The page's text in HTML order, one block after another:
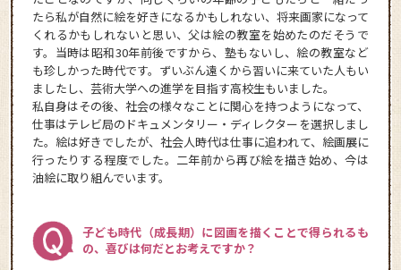
たら私が自然に絵を好きになるかもしれない、将来画家になって
くれるかもしれないと思い、父は絵の教室を始めたのだそうで
す。当時は昭和30年前後ですから、塾もないし、絵の教室など
も珍しかった時代です。ずいぶん遠くから習いに来ていた人もい
ましたし、芸術大学への進学を目指す高校生もいました。
私自身はその後、社会の様々なことに関心を持つようになって、
仕事はテレビ局のドキュメンタリー・ディレクターを選択しまし
た。絵は好きでしたが、社会人時代は仕事に追われて、絵画展に
行ったりする程度でした。二年前から再び絵を描き始め、今は
油絵に取り組んでいます。
子ども時代（成長期）に図画を描くことで得られるも
の、喜びは何だとお考えですか？